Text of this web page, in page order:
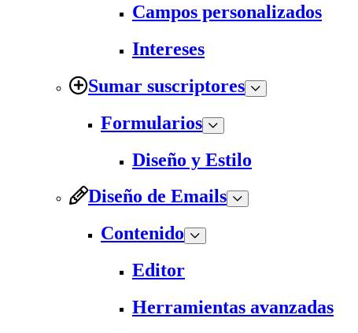
Campos personalizados
Intereses
Sumar suscriptores
Formularios
Diseño y Estilo
Diseño de Emails
Contenido
Editor
Herramientas avanzadas